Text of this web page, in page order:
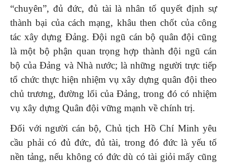
“chuyên”, đủ đức, đủ tài là nhân tố quyết định sự
thành bại của cách mạng, khâu then chốt của công
tác xây dựng Đảng. Đội ngũ cán bộ quân đội cũng
là một bộ phận quan trọng hợp thành đội ngũ cán
bộ của Đảng và Nhà nước; là những người trực tiếp
tổ chức thực hiện nhiệm vụ xây dựng quân đội theo
chủ trương, đường lối của Đảng, trong đó có nhiệm
vụ xây dựng Quân đội vững mạnh về chính trị.
Đối với người cán bộ, Chủ tịch Hồ Chí Minh yêu
cầu phải có đủ đức, đủ tài, trong đó đức là yếu tố
nền tảng, nếu không có đức dù có tài giỏi mấy cũng